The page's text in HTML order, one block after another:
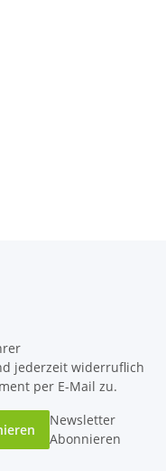
jederzeit widerruflich
per E-Mail zu.
Newsletter
Abonnieren